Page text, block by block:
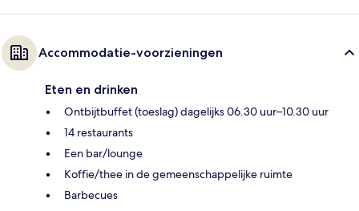
Accommodatie-voorzieningen
Eten en drinken
Ontbijtbuffet (toeslag) dagelijks 06.30 uur–10.30 uur
14 restaurants
Een bar/lounge
Koffie/thee in de gemeenschappelijke ruimte
Barbecues